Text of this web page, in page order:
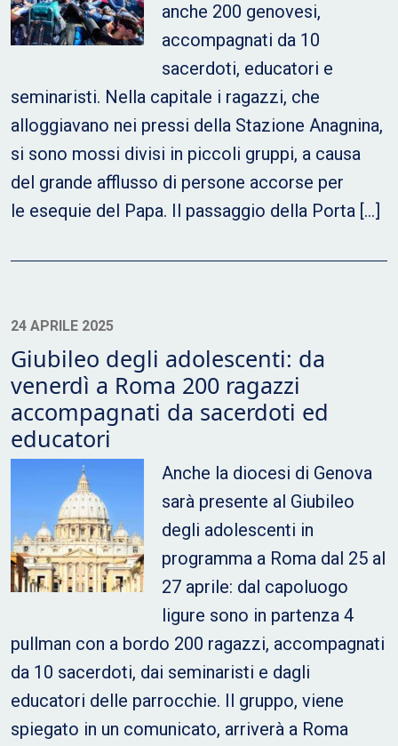
anche 200 genovesi,
accompagnati da 10
sacerdoti, educatori e
seminaristi. Nella capitale i ragazzi, che
alloggiavano nei pressi della Stazione Anagnina,
si sono mossi divisi in piccoli gruppi, a causa
del grande afflusso di persone accorse per
le esequie del Papa. Il passaggio della Porta […]
24 APRILE 2025
Giubileo degli adolescenti: da
venerdì a Roma 200 ragazzi
accompagnati da sacerdoti ed
educatori
Anche la diocesi di Genova
sarà presente al Giubileo
degli adolescenti in
programma a Roma dal 25 al
27 aprile: dal capoluogo
ligure sono in partenza 4
pullman con a bordo 200 ragazzi, accompagnati
da 10 sacerdoti, dai seminaristi e dagli
educatori delle parrocchie. Il gruppo, viene
spiegato in un comunicato, arriverà a Roma